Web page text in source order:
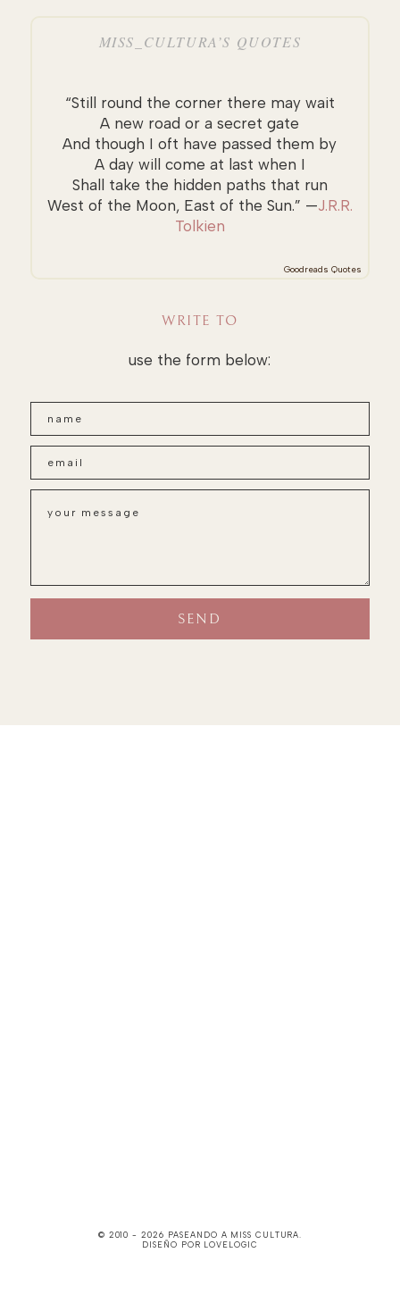
MISS_CULTURA’S QUOTES
“Still round the corner there may wait
A new road or a secret gate
And though I oft have passed them by
A day will come at last when I
Shall take the hidden paths that run
West of the Moon, East of the Sun.” —J.R.R.
Tolkien
Goodreads Quotes
WRITE TO
use the form below:
© 2010 - 2026 PASEANDO A MISS CULTURA
DISEÑO POR LOVELOGIC